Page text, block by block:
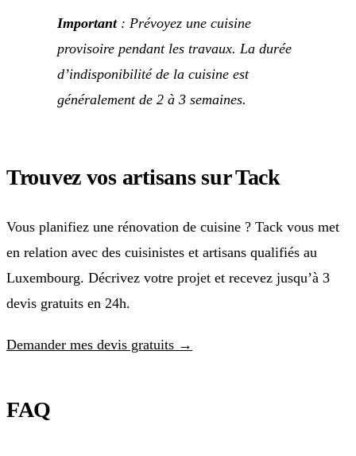
Important: Prévoyez une cuisine
provisoire pendant les travaux. La durée
d’indisponibilité de la cuisine est
généralement de 2 à 3 semaines.
Trouvez vos artisans sur Tack
Vous planifiez une rénovation de cuisine ? Tack vous met
en relation avec des cuisinistes et artisans qualifiés au
Luxembourg. Décrivez votre projet et recevez jusqu’à 3
devis gratuits en 24h.
Demander mes devis gratuits →
FAQ